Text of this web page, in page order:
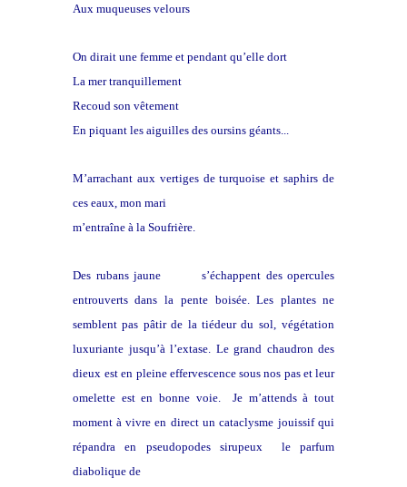
Aux muqueuses velours
On dirait une femme et pendant qu’elle dort
La mer tranquillement
Recoud son vêtement
En piquant les aiguilles des oursins géants...
M’arrachant aux vertiges de turquoise et saphirs de
ces eaux, mon mari
m’entraîne à la Soufrière.
Des rubans jaune
s’échappent des opercules
entrouverts dans la
pente boisée. Les plantes ne
semblent pas pâtir de la tiédeur du sol,
végétation
luxuriante jusqu’à l’extase. Le grand chaudron des
dieux est en pleine effervescence sous nos pas et leur
omelette est en bonne voie. Je m’attends à tout
moment à vivre en direct un cataclysme jouissif qui
répandra en pseudopodes sirupeux le parfum
diabolique de